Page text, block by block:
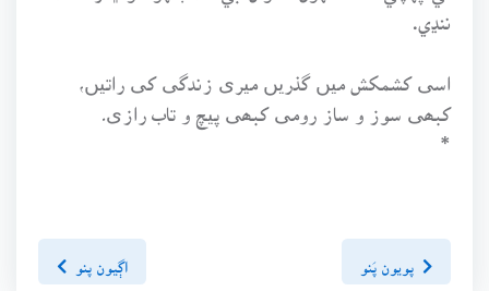
اسی کشمکش میں گذریں میری زندگی کی راتیں،
کبھی سوز و ساز رومی کبھی پیچ و تاب رازی۔
*
پويون پَنو اڳيون پنو